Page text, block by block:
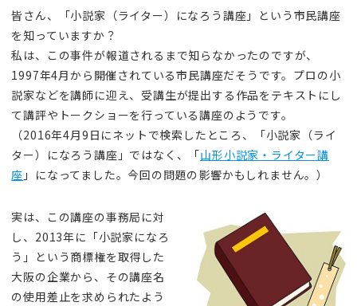
皆さん、「小説家（ライター）になろう講座」という市民講座
を知っていますか？
私は、この事件が報道されるまで知らなかったのですが、
1997年4月から開催されている市民講座だそうです。プロの小
説家などを講師に迎え、受講生が提出する作品をテキストにし
て講評やトークショーを行っている講座のようです。
（2016年4月9日にネットで検索したところ、「小説家（ライ
ター）になろう講座」ではなく、「山形小説家・ライター講
座 」になってました。今回の問題の影響かもしれません。）
実は、この講座の事務局に対
し、2013年に「小説家になろ
う」という商標権を取得した
大阪の企業から、その講座名
の使用差止を求められたよう